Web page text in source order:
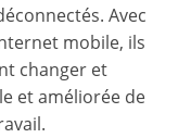
Avec
mobile, ils
changer et
et améliorée de